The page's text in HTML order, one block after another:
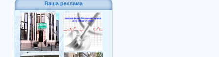
Ваша реклама